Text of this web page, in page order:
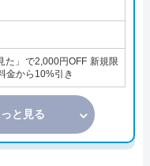
た」で2,000円OFF 新規限
金から10%引き
と見る